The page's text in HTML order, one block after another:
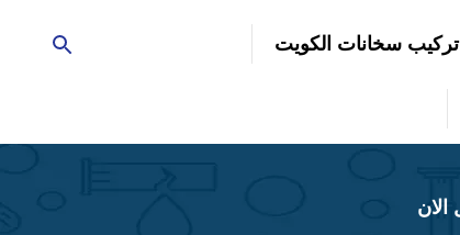
تركيب سخانات الكويت